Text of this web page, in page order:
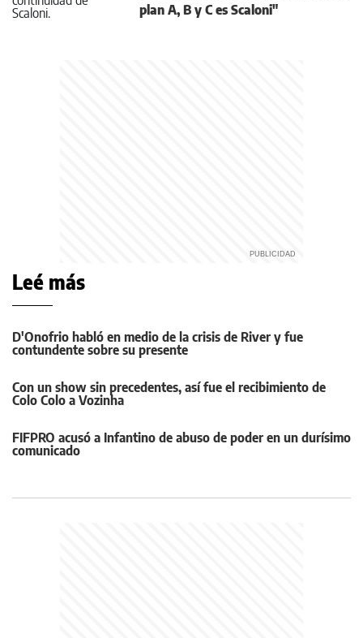
plan A, B y C es Scaloni"
Leé más
D'Onofrio habló en medio de la crisis de River y fue
contundente sobre su presente
Con un show sin precedentes, así fue el recibimiento de
Colo Colo a Vozinha
FIFPRO acusó a Infantino de abuso de poder en un durísimo
comunicado